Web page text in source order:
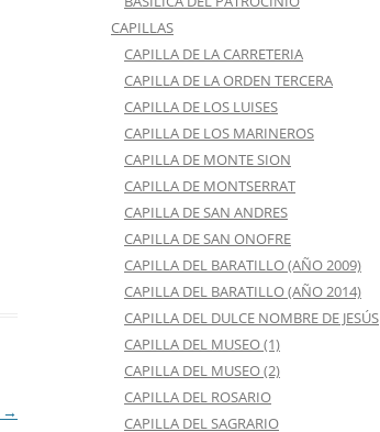
→
CAPILLAS
CAPILLA DE LA CARRETERIA
CAPILLA DE LA ORDEN TERCERA
CAPILLA DE LOS LUISES
CAPILLA DE LOS MARINEROS
CAPILLA DE MONTE SION
CAPILLA DE MONTSERRAT
CAPILLA DE SAN ANDRES
CAPILLA DE SAN ONOFRE
CAPILLA DEL BARATILLO (AÑO 2009)
CAPILLA DEL BARATILLO (AÑO 2014)
CAPILLA DEL DULCE NOMBRE DE JESÚS
CAPILLA DEL MUSEO (1)
CAPILLA DEL MUSEO (2)
CAPILLA DEL ROSARIO
CAPILLA DEL SAGRARIO